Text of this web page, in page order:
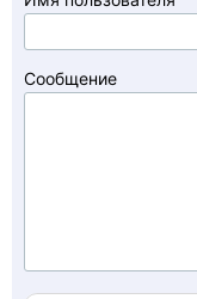
Сообщение